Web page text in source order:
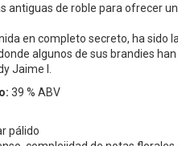
antiguas de roble para ofrecer
en completo secreto, ha
algunos de sus brandies
Jaime I.
39 % ABV
pálido